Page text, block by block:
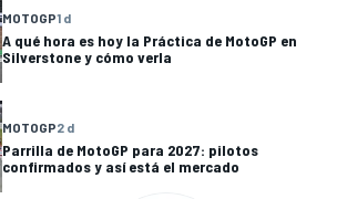
MOTOGP1 d
A qué hora es hoy la Práctica de MotoGP en
Silverstone y cómo verla
MOTOGP2 d
Parrilla de MotoGP para 2027: pilotos
confirmados y así está el mercado